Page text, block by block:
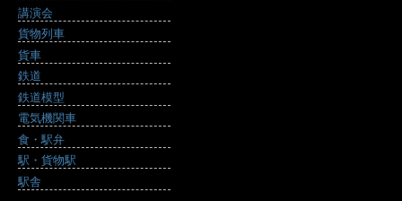
講演会
貨物列車
貨車
鉄道
鉄道模型
電気機関車
食・駅弁
駅・貨物駅
駅舎